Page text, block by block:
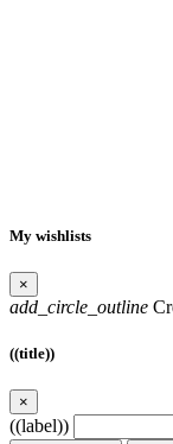
My wishlists
×
add_circle_outline
((title))
×
((label))